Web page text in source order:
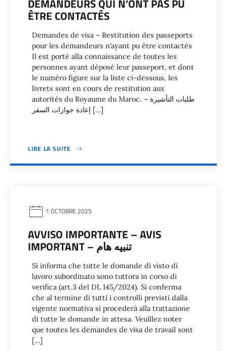
DEMANDEURS QUI N’ONT PAS PU
ÊTRE CONTACTÉS
Demandes de visa – Restitution des passeports
pour les demandeurs n’ayant pu être contactés
Il est porté alla connaissance de toutes les
personnes ayant déposé leur passeport, et dont
le numéro figure sur la liste ci-dessous, les
livrets sont en cours de restitution aux
autorités du Royaume du Maroc. طلبات التأشيرة –
إعادة جوازات السفر […]
LIRE LA SUITE
1 OCTOBRE 2025
AVVISO IMPORTANTE – AVIS
IMPORTANT – تنبيه هام
Si informa che tutte le domande di visto di
lavoro subordinato sono tuttora in corso di
verifica (art.3 del DL 145/2024). Si conferma
che al termine di tutti i controlli previsti dalla
vigente normativa si procederà alla trattazione
di tutte le domande in attesa. Veuillez noter
que toutes les demandes de visa de travail sont
[…]